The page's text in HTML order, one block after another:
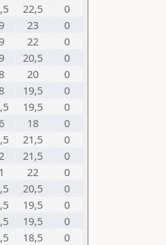
22,5
0
23
0
22
0
20,5
0
20
0
19,5
0
19,5
0
18
0
21,5
0
21,5
0
22
0
20,5
0
19,5
0
19,5
0
18,5
0